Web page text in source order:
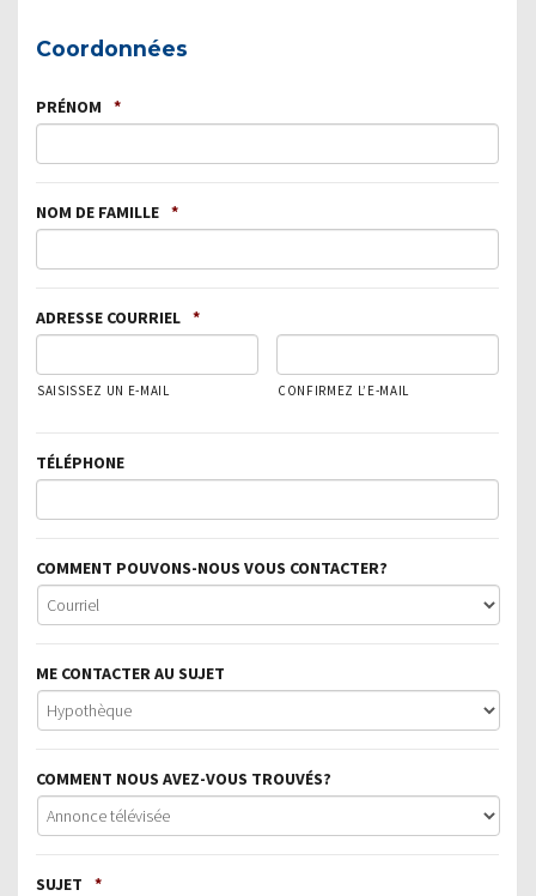
Coordonnées
PRÉNOM *
NOM DE FAMILLE *
ADRESSE COURRIEL *
SAISISSEZ UN E-MAIL CONFIRMEZ L’E-MAIL
TÉLÉPHONE
COMMENT POUVONS-NOUS VOUS CONTACTER?
ME CONTACTER AU SUJET
COMMENT NOUS AVEZ-VOUS TROUVÉS?
SUJET *